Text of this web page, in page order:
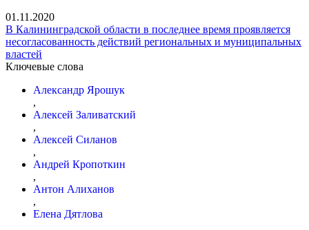
01.11.2020
В Калининградской области в последнее время проявляется
несогласованность действий региональных и муниципальных
властей
Ключевые слова
Александр Ярошук
,
Алексей Заливатский
,
Алексей Силанов
,
Андрей Кропоткин
,
Антон Алиханов
,
Елена Дятлова